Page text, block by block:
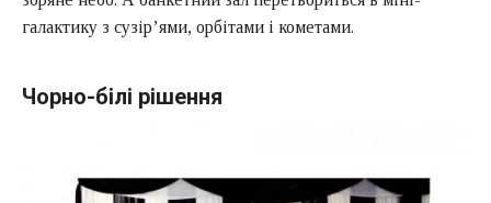
галактику з сузір’ями, орбітами і кометами.
Чорно-білі рішення